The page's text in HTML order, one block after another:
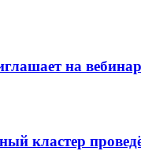
на вебинар
кластер